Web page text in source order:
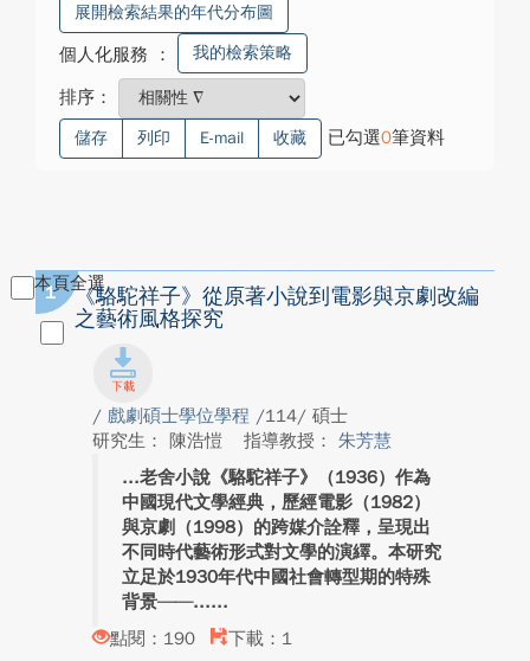
展開檢索結果的年代分布圖
個人化服務 ： 我的檢索策略
排序：
儲存 列印 E-mail 收藏 已勾選0筆資料
本頁全選
1
《駱駝祥子》從原著小說到電影與京劇改編
之藝術風格探究
/ 戲劇碩士學位學程 /114/ 碩士
研究生： 陳浩愷
指導教授： 朱芳慧
老舍小說《駱駝祥子》（1936）作為
中國現代文學經典，歷經電影（1982）
與京劇（1998）的跨媒介詮釋，呈現出
不同時代藝術形式對文學的演繹。本研究
立足於1930年代中國社會轉型期的特殊
背景——...
點閱：190
下載：1